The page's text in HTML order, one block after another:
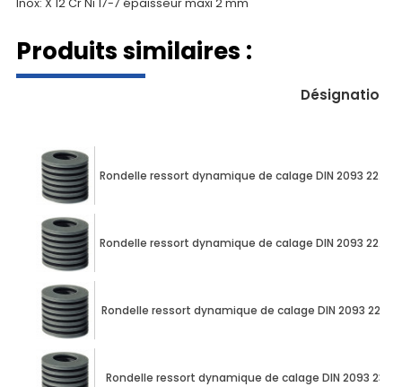
Inox: X 12 Cr Ni 17-7 épaisseur maxi 2 mm
Produits similaires :
Désignation
Rondelle ressort dynamique de calage DIN 2093
Rondelle ressort dynamique de calage DIN 2093
Rondelle ressort dynamique de calage DIN 2093
Rondelle ressort dynamique de calage DIN 2093